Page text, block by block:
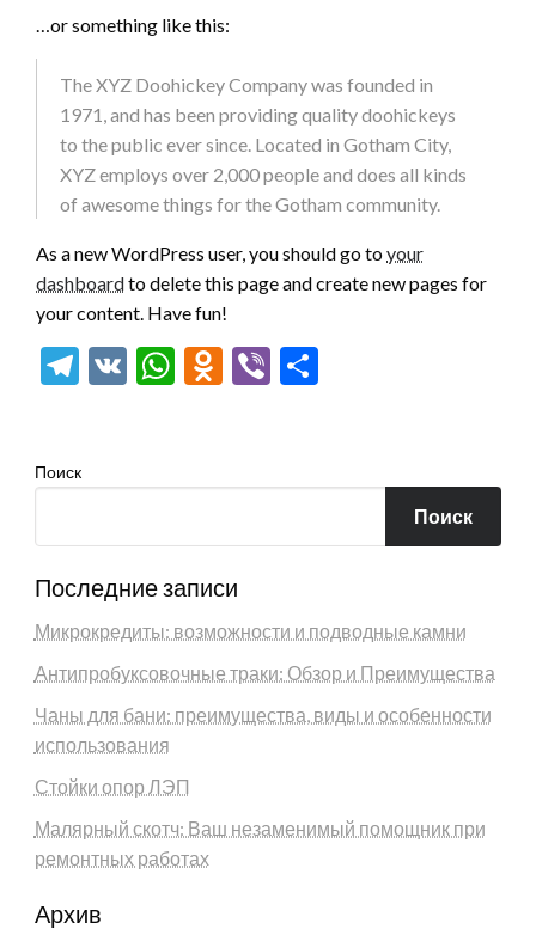
…or something like this:
The XYZ Doohickey Company was founded in
1971, and has been providing quality doohickeys
to the public ever since. Located in Gotham City,
XYZ employs over 2,000 people and does all kinds
of awesome things for the Gotham community.
As a new WordPress user, you should go toyour
dashboardto delete this page and create new pages for
your content. Have fun!
Telegram
VK WhatsApp
Odnoklassniki
Viber
Поиск
Поиск
Последние записи
Микрокредиты: возможности и подводные камни
Антипробуксовочные траки: Обзор и Преимущества
Чаны для бани: преимущества, виды и особенности
использования
Стойки опор ЛЭП
Малярный скотч: Ваш незаменимый помощник при
ремонтных работах
Архив